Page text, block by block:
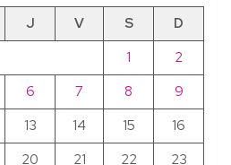
J V S
D
1
2
6 7 8
9
13 14 15
16
20 21 22 23